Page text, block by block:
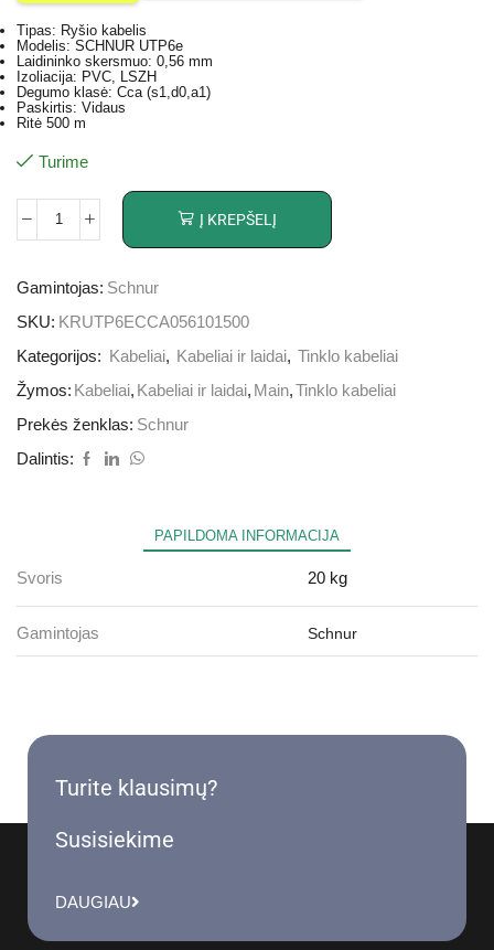
Tipas: Ryšio kabelis
Modelis: SCHNUR UTP6e
Laidininko skersmuo: 0,56 mm
Izoliacija: PVC, LSZH
Degumo klasė: Cca (s1,d0,a1)
Paskirtis: Vidaus
Ritė 500 m
Turime
Į KREPŠELĮ
Gamintojas: Schnur
SKU: KRUTP6ECCA056101500
Kategorijos: Kabeliai, Kabeliai ir laidai, Tinklo kabeliai
Žymos: Kabeliai, Kabeliai ir laidai, Main,Tinklo kabeliai
Prekės ženklas: Schnur
Dalintis:
PAPILDOMA INFORMACIJA
Svoris 20 kg
Gamintojas Schnur
Turite klausimų?
Susisiekime
DAUGIAU